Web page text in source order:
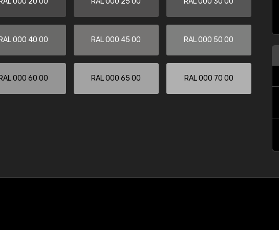
000 40 00 RAL 000 45 00 RAL 000 50 00
000 60 00 RAL 000 65 00 RAL 000 70 00